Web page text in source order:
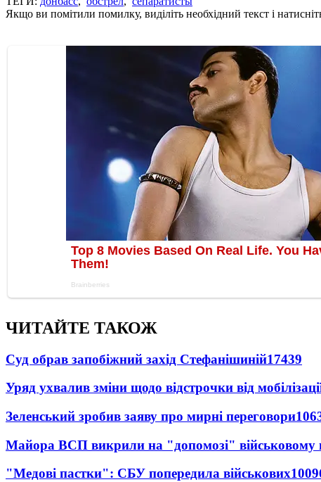
Якщо ви помітили помилку, виділіть необхідний текст і
ЧИТАЙТЕ ТАКОЖ
Суд обрав запобіжний захід Стефанішиній17439
Уряд ухвалив зміни щодо відстрочки від
Зеленський зробив заяву про мирні переговори
Майора ВСП викрили на "допомозі" військовому
"Медові пастки": СБУ попередила військових